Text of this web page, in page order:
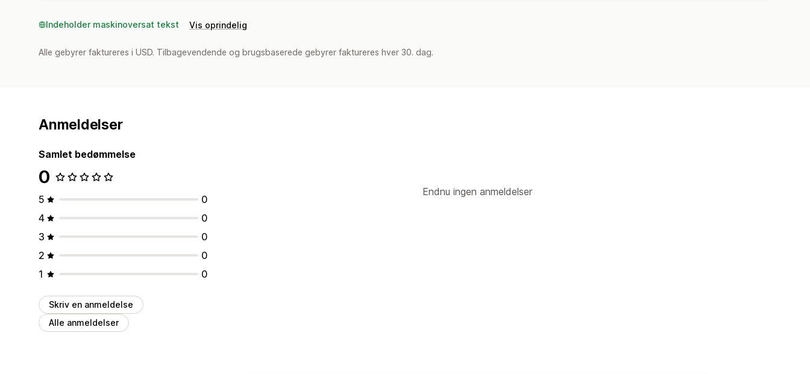
Indeholder maskinoversat tekst Vis oprindelig
Alle gebyrer faktureres i USD. Tilbagevendende og brugsbaserede gebyrer faktureres hver 30. dag.
Anmeldelser
Samlet bedømmelse
0
5
0
4
0
3
0
2
0
1
0
Skriv en anmeldelse
Alle anmeldelser
Endnu ingen anmeldelser